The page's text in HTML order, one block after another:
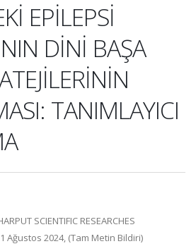
EPİLEPSİ
DİNİ BAŞA
TANIMLAYICI
SCIENTIFIC RESEARCHES
Ağustos 2024, (Tam Metin Bildiri)